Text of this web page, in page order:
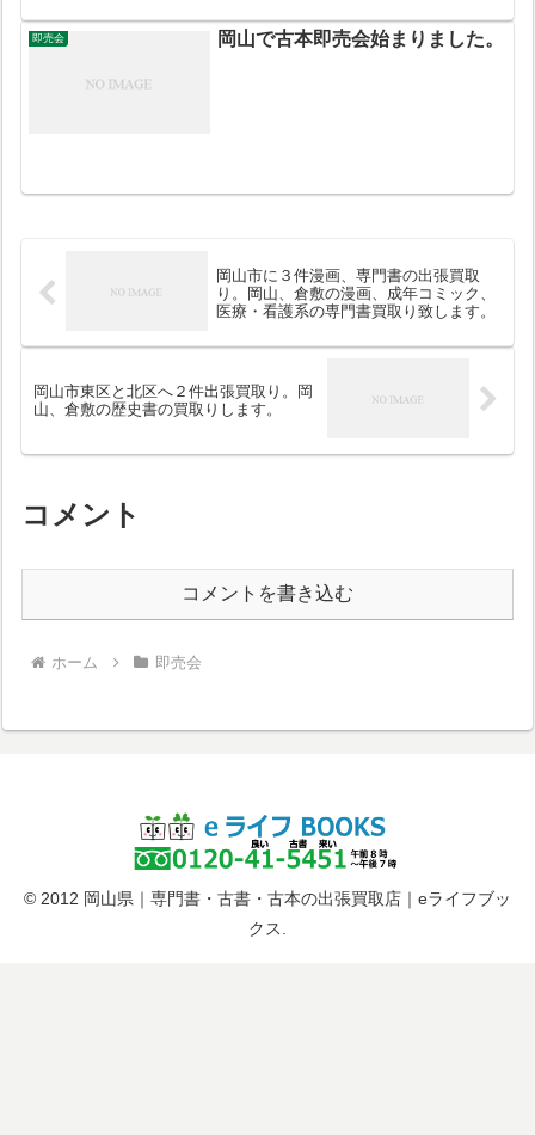
即売会 岡山で古本即売会始まりました。
岡山市に３件漫画、専門書の出張買取
り。岡山、倉敷の漫画、成年コミック、
医療・看護系の専門書買取り致します。
岡山市東区と北区へ２件出張買取り。岡
山、倉敷の歴史書の買取りします。
コメント
コメントを書き込む
ホーム 即売会
© 2012 岡山県｜専門書・古書・古本の出張買取店｜eライフブッ
クス.